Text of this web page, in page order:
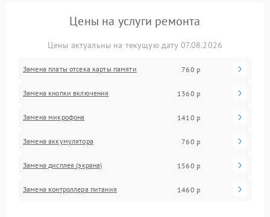
Цены на услуги ремонта
Цены актуальны на текущую дату 07.08.2026
Замена платы отсека карты памяти 760 р
Замена кнопки включения 1360 р
Замена микрофона 1410 р
Замена аккумулятора 760 р
Замена дисплея (экрана) 1560 р
Замена контроллера питания 1460 р